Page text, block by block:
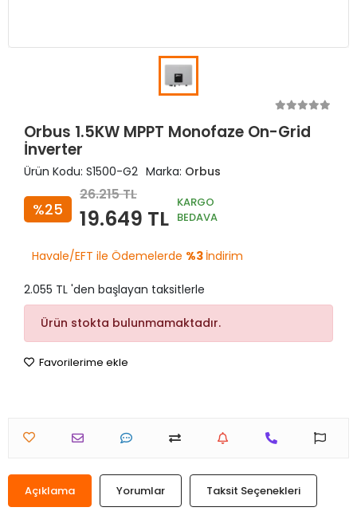
Orbus 1.5KW MPPT Monofaze On-Grid
İnverter
Ürün Kodu: S1500-G2 Marka: Orbus
%25
26.215 TL
19.649 TL
KARGO
BEDAVA
Havale/EFT ile Ödemelerde %3 İndirim
2.055 TL 'den başlayan taksitlerle
Ürün stokta bulunmamaktadır.
Favorilerime ekle
Açıklama Yorumlar Taksit Seçenekleri